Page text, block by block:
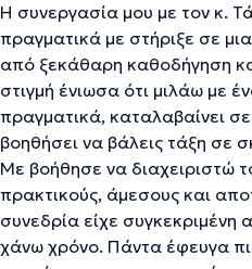
Η συνεργασία μου με τον κ.
πραγματικά με στήριξε σε
από ξεκάθαρη καθοδήγηση
στιγμή ένιωσα ότι μιλάω με
πραγματικά, καταλαβαίνει
βοηθήσει να βάλεις τάξη σε
Με βοήθησε να διαχειριστώ
πρακτικούς, άμεσους και
συνεδρία είχε συγκεκριμένη
χάνω χρόνο. Πάντα έφευγα